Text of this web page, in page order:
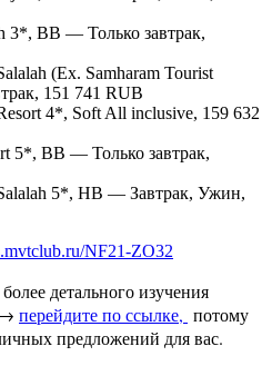
3*, BB — Только завтрак,
(Ex. Samharam Tourist
151 741 RUB
4*, Soft All inclusive, 159 632
5*, BB — Только завтрак,
5*, HB — Завтрак, Ужин,
NF21-ZO32
детального изучения
→ перейдите по ссылке, потому
предложений для вас.